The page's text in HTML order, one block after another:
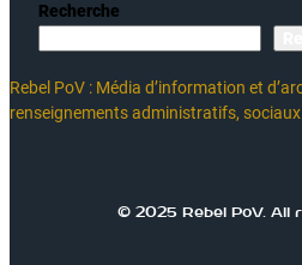
Recherche
Rebel PoV : Média d’information et
renseignements administratifs,
© 2025 Rebel PoV. All